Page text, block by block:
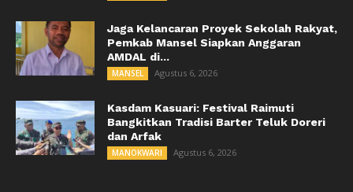
Jaga Kelancaran Proyek Sekolah Rakyat,
Pemkab Mansel Siapkan Anggaran
AMDAL di...
MANSEL Agustus 6, 2026
Kasdam Kasuari: Festival Raimuti
Bangkitkan Tradisi Barter Teluk Doreri
dan Arfak
MANOKWARI Agustus 6, 2026